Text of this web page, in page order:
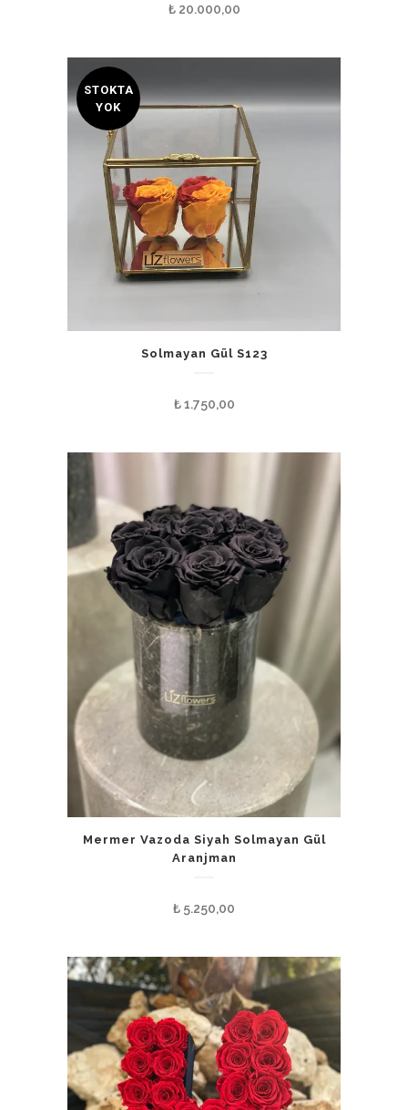
₺20.000,00
STOKTA
YOK
Solmayan Gül S123
₺1.750,00
Mermer Vazoda Siyah Solmayan Gül
Aranjman
₺ 5.250,00